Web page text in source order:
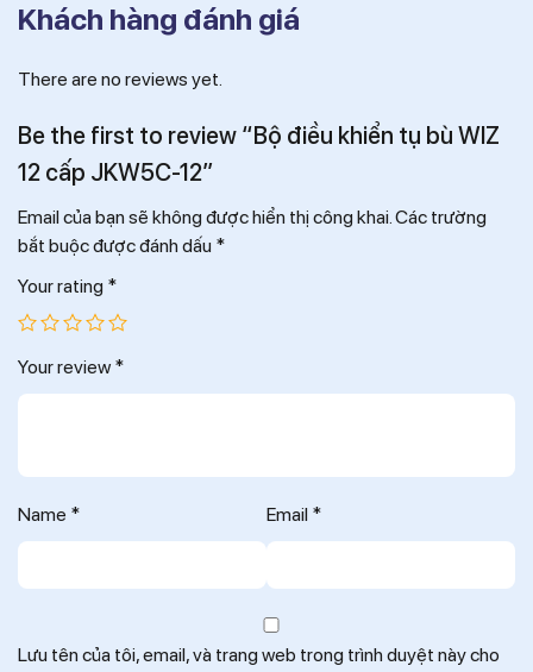
Khách hàng đánh giá
There are no reviews yet.
Be the first to review “Bộ điều khiển tụ bù WIZ
12 cấp JKW5C-12”
Email của bạn sẽ không được hiển thị công khai.Các trường
bắt buộc được đánh dấu *
Your rating *
Your review *
Name * Email *
Lưu tên của tôi, email, và trang web trong trình duyệt này cho